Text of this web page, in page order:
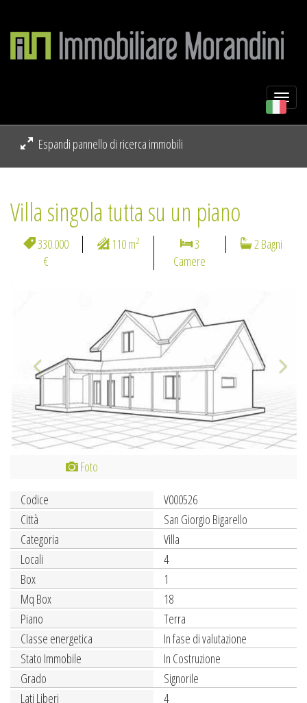
Espandi pannello di ricerca immobili
Villa singola tutta su un piano
330.000
€
110 m2
3
Camere
2 Bagni
Foto
Codice
V000526
Città
San Giorgio Bigarello
Categoria
Villa
Locali
4
Box
1
Mq Box
18
Piano
Terra
Classe energetica
In fase di valutazione
Stato Immobile
In Costruzione
Grado
Signorile
Lati Liberi
4